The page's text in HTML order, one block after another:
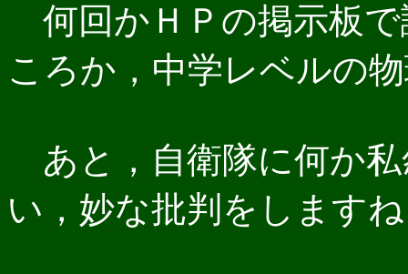
何回かＨＰの掲示板
ころか，中学レベルの
あと，自衛隊に何か
い，妙な批判をします